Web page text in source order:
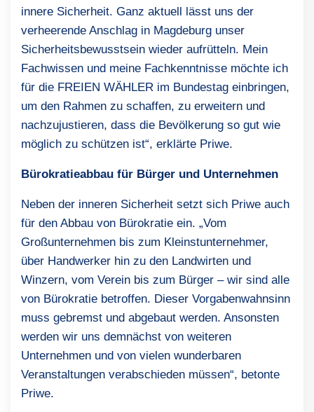
innere Sicherheit. Ganz aktuell lässt uns der
verheerende Anschlag in Magdeburg unser
Sicherheitsbewusstsein wieder aufrütteln. Mein
Fachwissen und meine Fachkenntnisse möchte ich
für die FREIEN WÄHLER im Bundestag einbringen,
um den Rahmen zu schaffen, zu erweitern und
nachzujustieren, dass die Bevölkerung so gut wie
möglich zu schützen ist“, erklärte Priwe.
Bürokratieabbau für Bürger und Unternehmen
Neben der inneren Sicherheit setzt sich Priwe auch
für den Abbau von Bürokratie ein. „Vom
Großunternehmen bis zum Kleinstunternehmer,
über Handwerker hin zu den Landwirten und
Winzern, vom Verein bis zum Bürger – wir sind alle
von Bürokratie betroffen. Dieser Vorgabenwahnsinn
muss gebremst und abgebaut werden. Ansonsten
werden wir uns demnächst von weiteren
Unternehmen und von vielen wunderbaren
Veranstaltungen verabschieden müssen“, betonte
Priwe.